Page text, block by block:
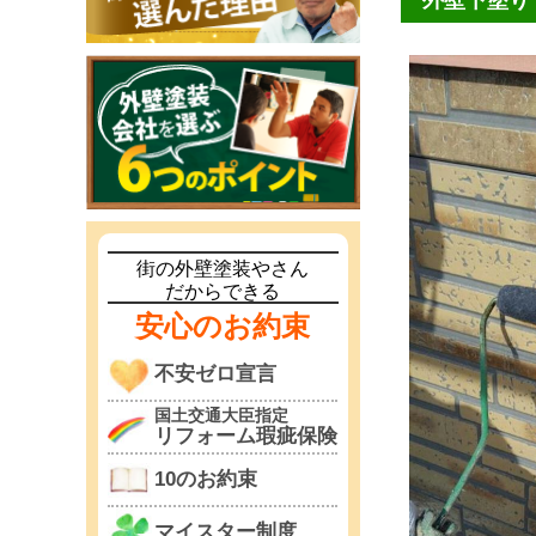
街の外壁塗装やさん
だからできる
安心のお約束
不安ゼロ宣言
国土交通大臣指定
リフォーム瑕疵保険
10のお約束